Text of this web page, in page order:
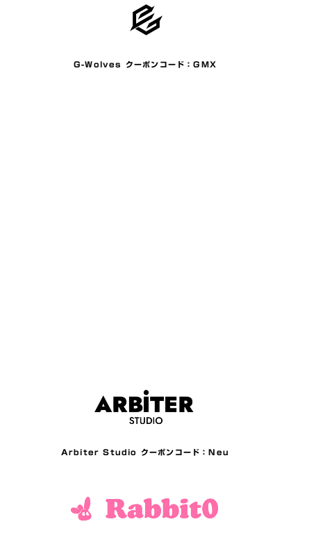
G-Wolves クーポンコード：GMX
Arbiter Studio クーポンコード：Neu